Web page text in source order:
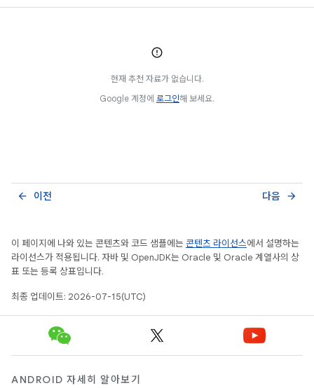
현재 추천 자료가 없습니다.
Google 계정에 로그인해 보세요.
이전
arrow_back 다음 arrow_forward
이 페이지에 나와 있는 콘텐츠와 코드 샘플에는 콘텐츠 라이선스에서 설명하는
라이선스가 적용됩니다. 자바 및 OpenJDK는 Oracle 및 Oracle 계열사의 상
표 또는 등록 상표입니다.
최종 업데이트: 2026-07-15(UTC)
ANDROID 자세히 알아보기